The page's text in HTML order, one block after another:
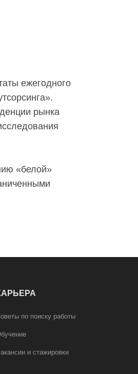
ежегодного
рынка
«белой»
по поиску работы
и стажировки